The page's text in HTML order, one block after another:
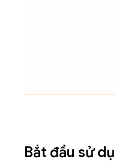
Bắt đầu sử